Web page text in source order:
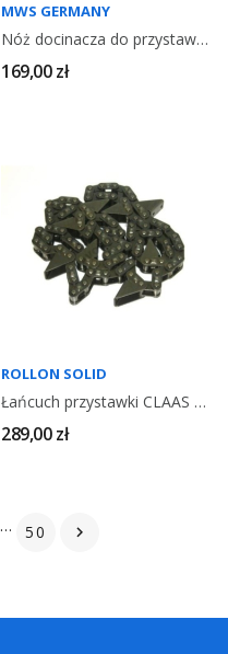
MWS GERMANY
Nóż docinacza do przystawki 293 mm FANTINI 13741
169,00 zł
ROLLON SOLID
Łańcuch przystawki CLAAS 8 zabieraków 692126
289,00 zł
… 50 